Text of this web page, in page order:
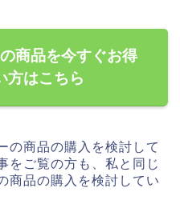
商品を今すぐお得
方はこちら
の商品の購入を検討して
をご覧の方も、私と同じ
商品の購入を検討してい